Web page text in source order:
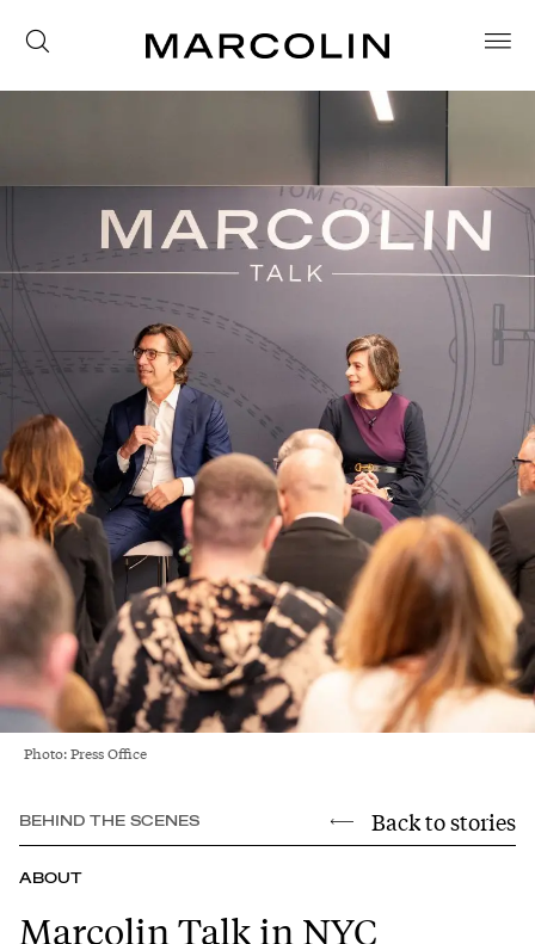
Photo: Press Office
BEHIND THE SCENES Back to stories
ABOUT
Marcolin Talk in NYC